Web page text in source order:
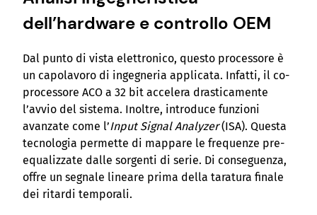
dell’hardware e controllo OEM
Dal punto di vista elettronico, questo processore è
un capolavoro di ingegneria applicata. Infatti, il co-
processore ACO a 32 bit accelera drasticamente
l’avvio del sistema. Inoltre, introduce funzioni
avanzate come l’Input Signal Analyzer(ISA). Questa
tecnologia permette di mappare le frequenze pre-
equalizzate dalle sorgenti di serie. Di conseguenza,
offre un segnale lineare prima della taratura finale
dei ritardi temporali.